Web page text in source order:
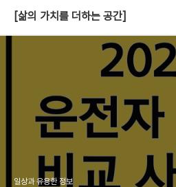
[삶의 가치를 더하는 공간]
일상과 유용한 정보